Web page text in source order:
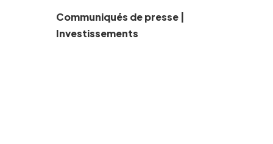
Communiqués de presse|
Investissements